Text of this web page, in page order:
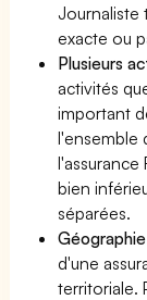
Journaliste
exacte ou
Plusieurs
activités
important
l'ensemble
l'assurance
bien
séparées.
d'une
territoriale.